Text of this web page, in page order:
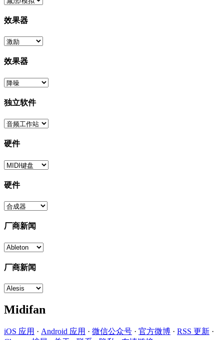
效果器
效果器
独立软件
硬件
硬件
厂商新闻
厂商新闻
Midifan
iOS 应用 · Android 应用 · 微信公众号 · 官方微博 · RSS 更新 ·